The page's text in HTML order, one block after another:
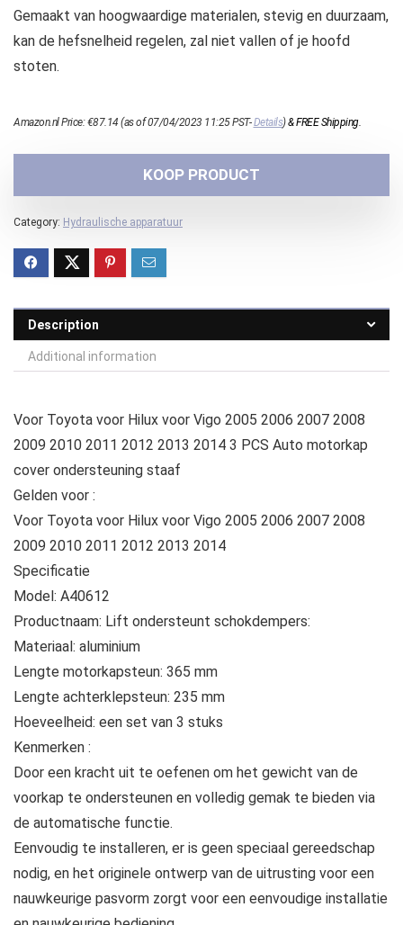
Gemaakt van hoogwaardige materialen, stevig en duurzaam,
kan de hefsnelheid regelen, zal niet vallen of je hoofd
stoten.
Amazon.nl Price:€87.14 (as of 07/04/2023 11:25 PST-Details)&FREE Shipping.
KOOP PRODUCT
Category: Hydraulische apparatuur
Description
Additional information
Voor Toyota voor Hilux voor Vigo 2005 2006 2007 2008
2009 2010 2011 2012 2013 2014 3 PCS Auto motorkap
cover ondersteuning staaf
Gelden voor :
Voor Toyota voor Hilux voor Vigo 2005 2006 2007 2008
2009 2010 2011 2012 2013 2014
Specificatie
Model: A40612
Productnaam: Lift ondersteunt schokdempers:
Materiaal: aluminium
Lengte motorkapsteun: 365 mm
Lengte achterklepsteun: 235 mm
Hoeveelheid: een set van 3 stuks
Kenmerken :
Door een kracht uit te oefenen om het gewicht van de
voorkap te ondersteunen en volledig gemak te bieden via
de automatische functie.
Eenvoudig te installeren, er is geen speciaal gereedschap
nodig, en het originele ontwerp van de uitrusting voor een
nauwkeurige pasvorm zorgt voor een eenvoudige installatie